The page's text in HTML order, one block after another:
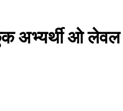
अभ्यर्थी ओ लेवल